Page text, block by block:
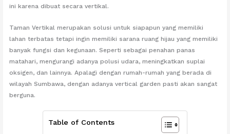
ini karena dibuat secara vertikal.
Taman Vertikal merupakan solusi untuk siapapun yang memiliki
lahan terbatas tetapi ingin memiliki sarana ruang hijau yang memiliki
banyak fungsi dan kegunaan. Seperti sebagai penahan panas
matahari, mengurangi adanya polusi udara, meningkatkan suplai
oksigen, dan lainnya. Apalagi dengan rumah-rumah yang berada di
wilayah Sumbawa, dengan adanya vertical garden pasti akan sangat
berguna.
Table of Contents